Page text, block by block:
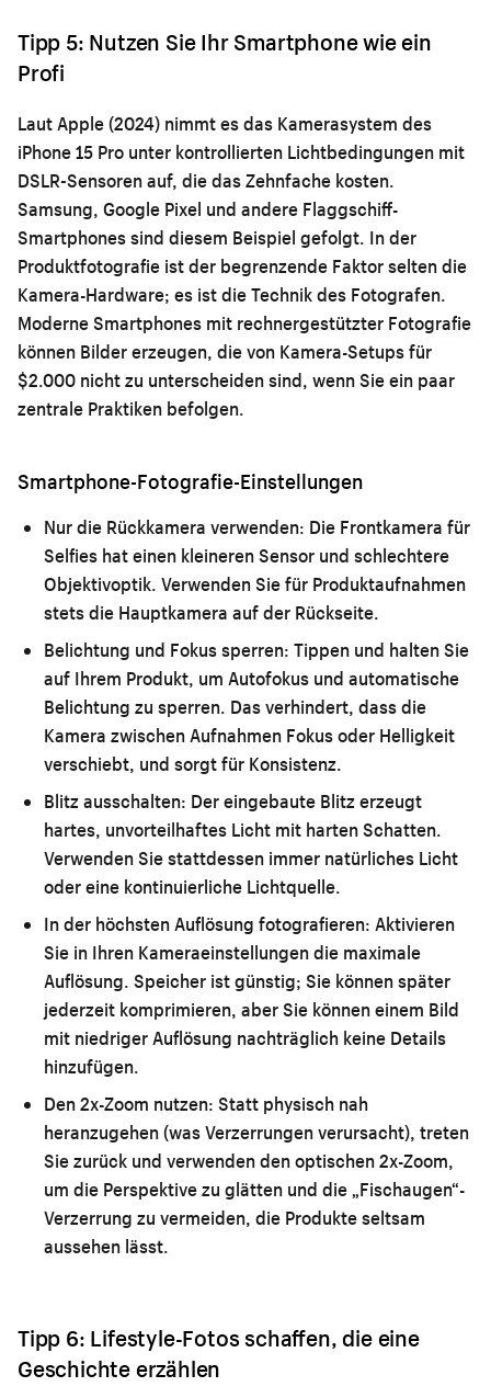
Tipp 5: Nutzen Sie Ihr Smartphone wie ein
Profi
Laut Apple (2024) nimmt es das Kamerasystem des
iPhone 15 Pro unter kontrollierten Lichtbedingungen mit
DSLR-Sensoren auf, die das Zehnfache kosten.
Samsung, Google Pixel und andere Flaggschiff-
Smartphones sind diesem Beispiel gefolgt. In der
Produktfotografie ist der begrenzende Faktor selten die
Kamera-Hardware; es ist die Technik des Fotografen.
Moderne Smartphones mit rechnergestützter Fotografie
können Bilder erzeugen, die von Kamera-Setups für
$2.000 nicht zu unterscheiden sind, wenn Sie ein paar
zentrale Praktiken befolgen.
Smartphone-Fotografie-Einstellungen
Nur die Rückkamera verwenden: Die Frontkamera für
Selfies hat einen kleineren Sensor und schlechtere
Objektivoptik. Verwenden Sie für Produktaufnahmen
stets die Hauptkamera auf der Rückseite.
Belichtung und Fokus sperren: Tippen und halten Sie
auf Ihrem Produkt, um Autofokus und automatische
Belichtung zu sperren. Das verhindert, dass die
Kamera zwischen Aufnahmen Fokus oder Helligkeit
verschiebt, und sorgt für Konsistenz.
Blitz ausschalten: Der eingebaute Blitz erzeugt
hartes, unvorteilhaftes Licht mit harten Schatten.
Verwenden Sie stattdessen immer natürliches Licht
oder eine kontinuierliche Lichtquelle.
In der höchsten Auflösung fotografieren: Aktivieren
Sie in Ihren Kameraeinstellungen die maximale
Auflösung. Speicher ist günstig; Sie können später
jederzeit komprimieren, aber Sie können einem Bild
mit niedriger Auflösung nachträglich keine Details
hinzufügen.
Den 2x-Zoom nutzen: Statt physisch nah
heranzugehen (was Verzerrungen verursacht), treten
Sie zurück und verwenden den optischen 2x-Zoom,
um die Perspektive zu glätten und die „Fischaugen“-
Verzerrung zu vermeiden, die Produkte seltsam
aussehen lässt.
Tipp 6: Lifestyle-Fotos schaffen, die eine
Geschichte erzählen